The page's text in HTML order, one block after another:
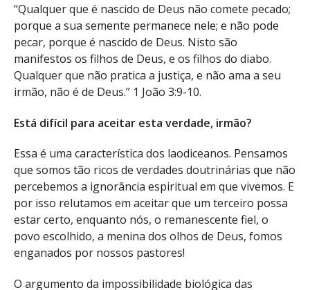
“Qualquer que é nascido de Deus não comete pecado;
porque a sua semente permanece nele; e não pode
pecar, porque é nascido de Deus. Nisto são
manifestos os filhos de Deus, e os filhos do diabo.
Qualquer que não pratica a justiça, e não ama a seu
irmão, não é de Deus.” 1 João 3:9-10.
Está difícil para aceitar esta verdade, irmão?
Essa é uma característica dos laodiceanos. Pensamos
que somos tão ricos de verdades doutrinárias que não
percebemos a ignorância espiritual em que vivemos. E
por isso relutamos em aceitar que um terceiro possa
estar certo, enquanto nós, o remanescente fiel, o
povo escolhido, a menina dos olhos de Deus, fomos
enganados por nossos pastores!
O argumento da impossibilidade biológica das